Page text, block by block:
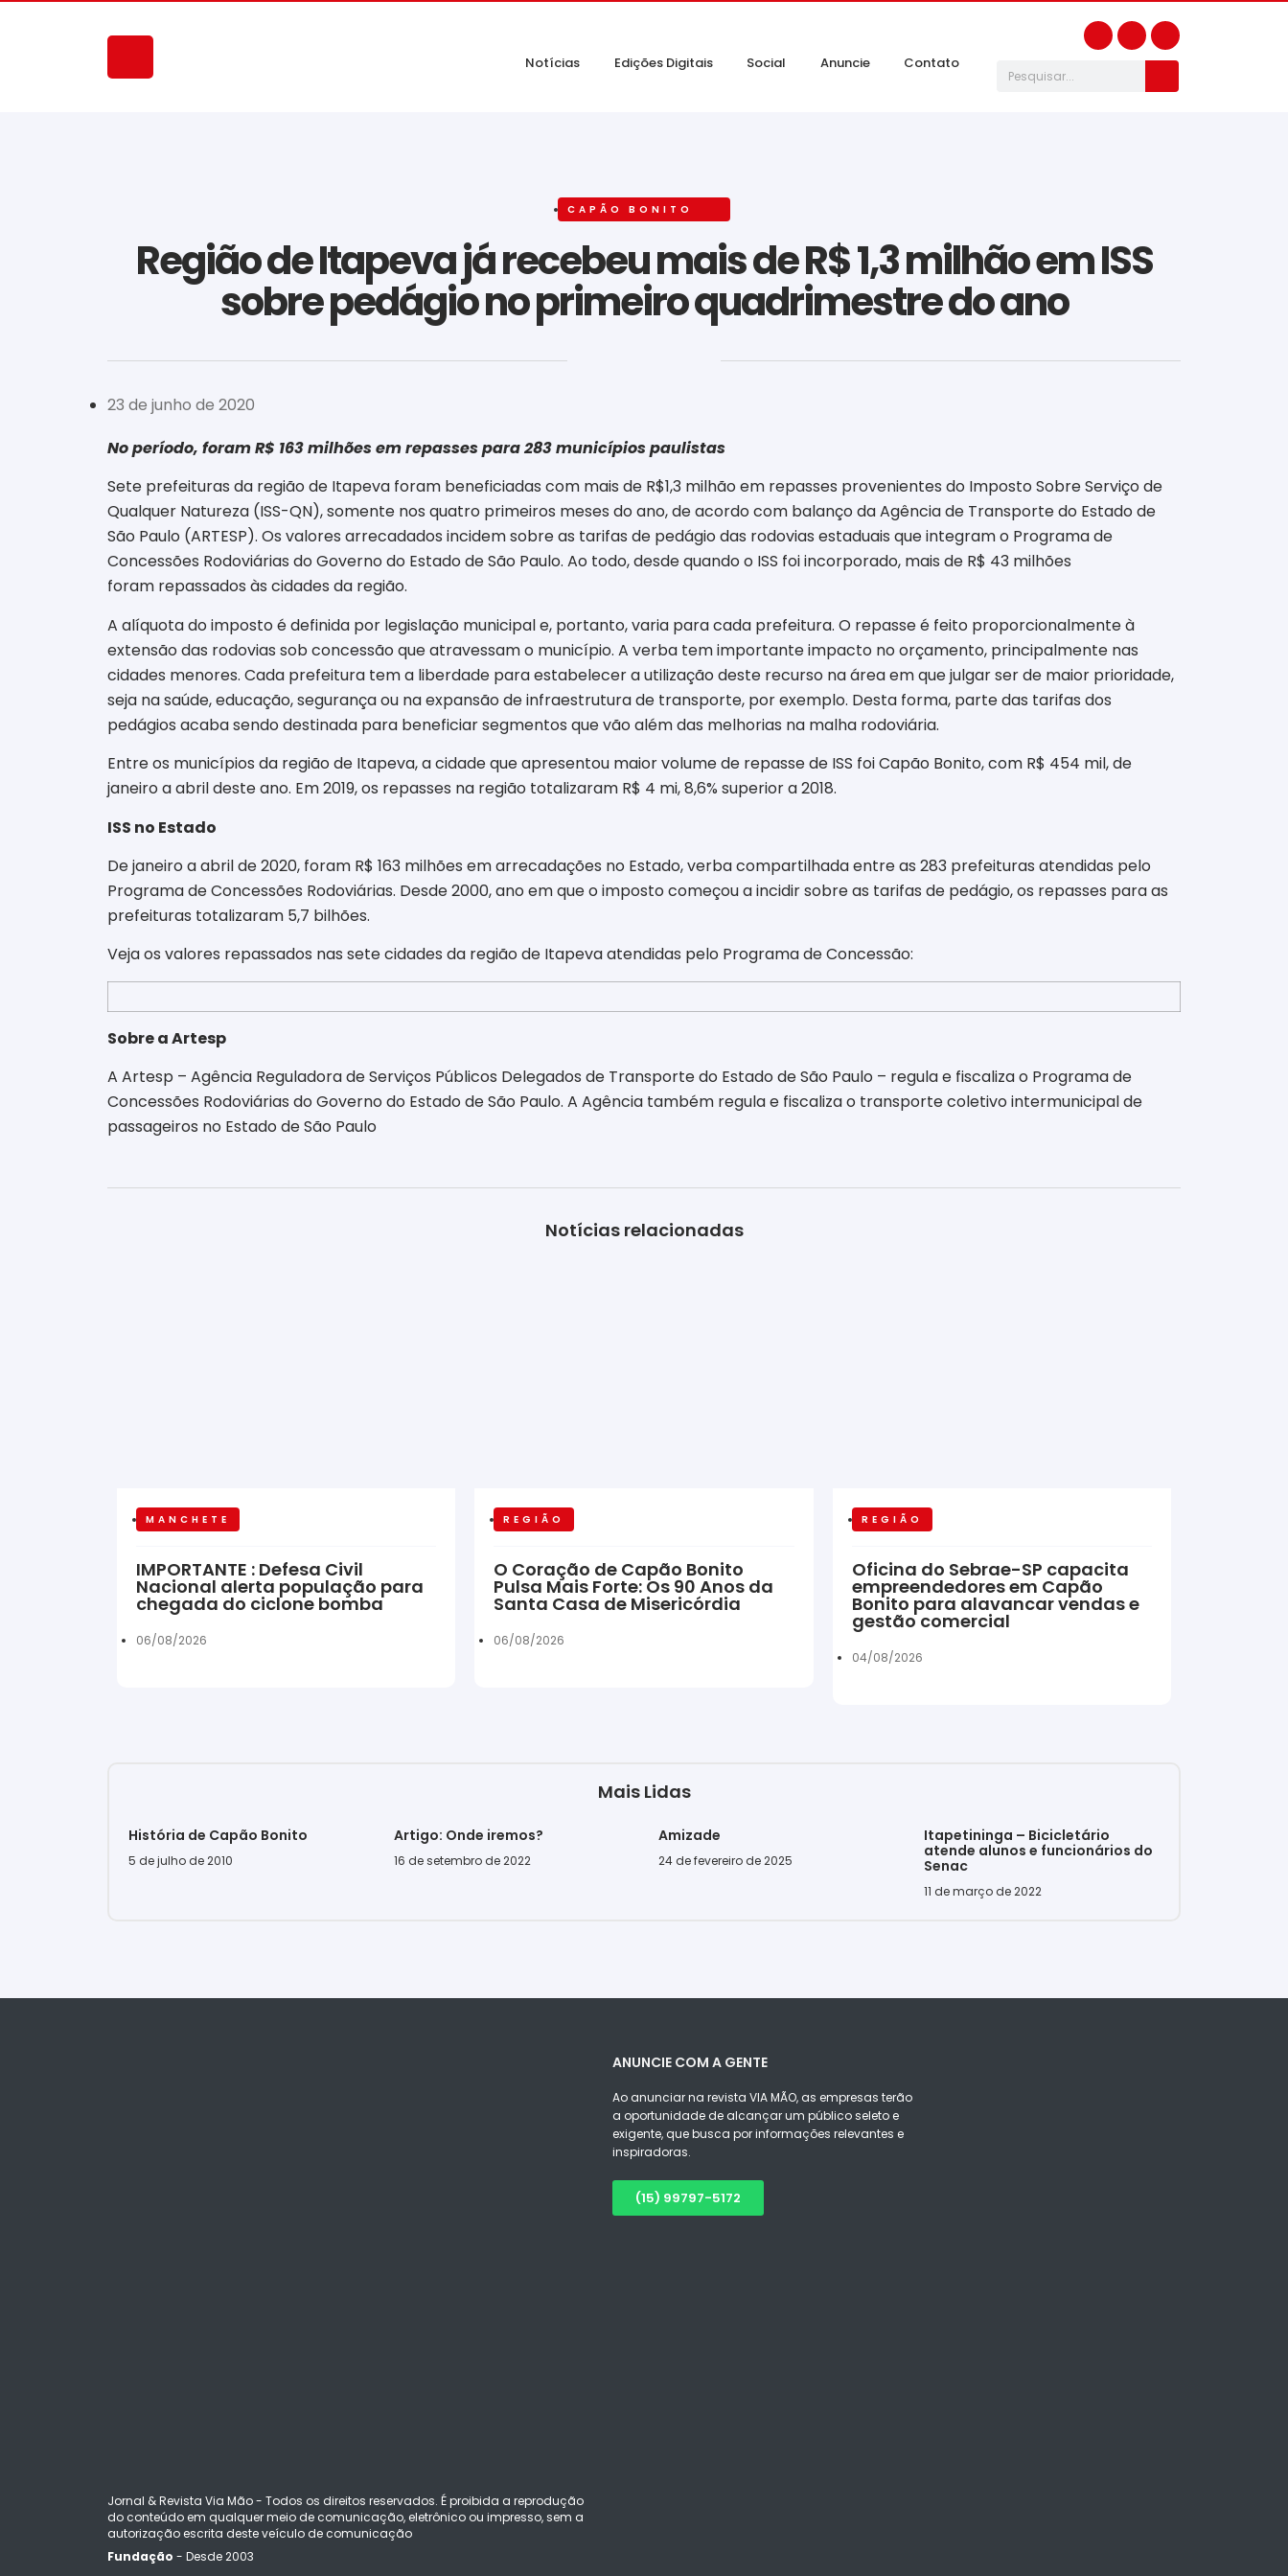
Notícias Edições Digitais Social Anuncie Contato
CAPÃO BONITO
Região de Itapeva já recebeu mais de R$ 1,3 milhão em ISS
sobre pedágio no primeiro quadrimestre do ano
23 de junho de 2020
No período, foram R$ 163 milhões em repasses para 283 municípios paulistas
Sete prefeituras da região de Itapeva foram beneficiadas com mais de R$1,3 milhão em repasses provenientes do Imposto Sobre Serviço de
Qualquer Natureza (ISS-QN), somente nos quatro primeiros meses do ano, de acordo com balanço daAgência de Transporte do Estado de
São Paulo (ARTESP). Os valores arrecadados incidem sobre as tarifas de pedágio das rodovias estaduais que integram o Programa de
Concessões Rodoviárias do Governo do Estado de São Paulo. Ao todo, desde quando o ISS foi incorporado, mais de R$ 43 milhões
foram repassados às cidades da região.
A alíquota do imposto é definida por legislação municipal e, portanto, varia para cada prefeitura. O repasse é feito proporcionalmente à
extensão das rodovias sob concessão que atravessam o município. A verba tem importante impacto no orçamento, principalmente nas
cidades menores. Cada prefeitura tem a liberdade para estabelecer a utilização deste recurso na área em que julgar ser de maior prioridade,
seja na saúde, educação, segurança ou na expansão de infraestrutura de transporte, por exemplo. Desta forma, parte das tarifas dos
pedágios acaba sendo destinada para beneficiar segmentos que vão além das melhorias na malha rodoviária.
Entre os municípios da região de Itapeva, a cidade que apresentou maior volume de repasse de ISS foi Capão Bonito, com R$ 454 mil, de
janeiro a abril deste ano. Em 2019, os repasses na região totalizaram R$ 4 mi, 8,6% superior a 2018.
ISS no Estado
De janeiro a abril de 2020, foram R$ 163 milhões em arrecadações no Estado, verba compartilhada entre as 283 prefeituras atendidas pelo
Programa de Concessões Rodoviárias. Desde 2000, ano em que o imposto começou a incidir sobre as tarifas de pedágio, os repasses para as
prefeituras totalizaram 5,7 bilhões.
Veja os valores repassados nas sete cidades da região de Itapevaatendidas pelo Programa de Concessão:
Sobre a Artesp
A Artesp – Agência Reguladora de Serviços Públicos Delegados de Transporte do Estado de São Paulo – regula e fiscaliza o Programa de
Concessões Rodoviárias do Governo do Estado de São Paulo. A Agência também regula e fiscaliza o transporte coletivo intermunicipal de
passageiros no Estado de São Paulo
Notícias relacionadas
MANCHETE
IMPORTANTE : Defesa Civil
Nacional alerta população para
chegada do ciclone bomba
06/08/2026
REGIÃO
O Coração de Capão Bonito
Pulsa Mais Forte: Os 90 Anos da
Santa Casa de Misericórdia
06/08/2026
REGIÃO
Oficina do Sebrae-SP capacita
empreendedores em Capão
Bonito para alavancar vendas e
gestão comercial
04/08/2026
Mais Lidas
História de Capão Bonito
5 de julho de 2010
Artigo: Onde iremos?
16 de setembro de 2022
Amizade
24 de fevereiro de 2025
Itapetininga – Bicicletário
atende alunos e funcionários do
Senac
11 de março de 2022
Jornal & Revista Via Mão - Todos os direitos reservados. É proibida a reprodução
do conteúdo em qualquer meio de comunicação, eletrônico ou impresso, sem a
autorização escrita deste veículo de comunicação
Fundação - Desde 2003
ANUNCIE COM A GENTE
Ao anunciar na revista VIA MÃO, as empresas terão
a oportunidade de alcançar um público seleto e
exigente, que busca por informações relevantes e
inspiradoras.
(15) 99797-5172